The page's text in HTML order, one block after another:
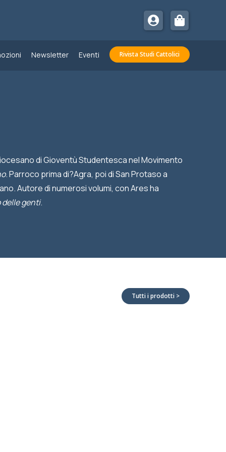
Newsletter Eventi Rivista Studi Cattolici
di Gioventù Studentesca nel Movimento
. Parroco prima di?Agra, poi di San Protaso a
Autore di numerosi volumi, con Ares ha
delle genti.
Tutti i prodotti >